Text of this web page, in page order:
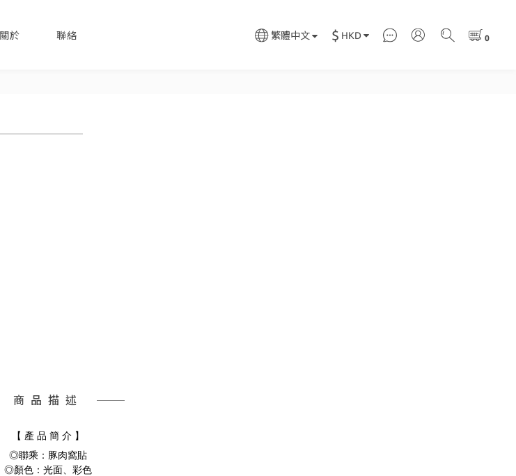
關於 聯絡 繁體中文 $ HKD
商品描述
【 產 品 簡 介 】
◎聯乘：豚肉窩貼
◎顏色：光面、彩色